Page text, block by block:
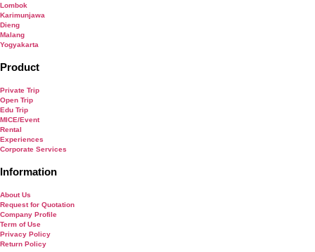
Lombok
Karimunjawa
Dieng
Malang
Yogyakarta
Product
Private Trip
Open Trip
Edu Trip
MICE/Event
Rental
Experiences
Corporate Services
Information
About Us
Request for Quotation
Company Profile
Term of Use
Privacy Policy
Return Policy